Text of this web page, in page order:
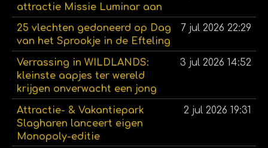
attractie Missie Luminar aan
25 vlechten gedoneerd op Dag
van het Sprookje in de Efteling
7 jul 2026 22:29
Verrassing in WILDLANDS:
kleinste aapjes ter wereld
krijgen onverwacht een jong
3 jul 2026 14:52
Attractie- & Vakantiepark
Slagharen lanceert eigen
Monopoly-editie
2 jul 2026 19:31